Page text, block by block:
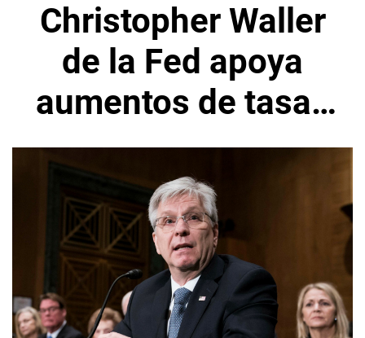
Christopher Waller
de la Fed apoya
aumentos de tasas
por varias
reuniones